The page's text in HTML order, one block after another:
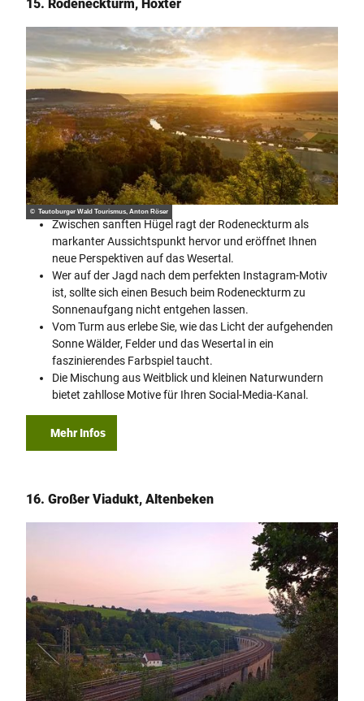
15. Rodeneckturm, Höxter
© Teutoburger Wald Tourismus, Anton Röser
Zwischen sanften Hügel ragt der Rodeneckturm als
markanter Aussichtspunkt hervor und eröffnet Ihnen
neue Perspektiven auf das Wesertal.
Wer auf der Jagd nach dem perfekten Instagram-Motiv
ist, sollte sich einen Besuch beim Rodeneckturm zu
Sonnenaufgang nicht entgehen lassen.
Vom Turm aus erlebe Sie, wie das Licht der aufgehenden
Sonne Wälder, Felder und das Wesertal in ein
faszinierendes Farbspiel taucht.
Die Mischung aus Weitblick und kleinen Naturwundern
bietet zahllose Motive für Ihren Social-Media-Kanal.
Mehr Infos
16. Großer Viadukt, Altenbeken